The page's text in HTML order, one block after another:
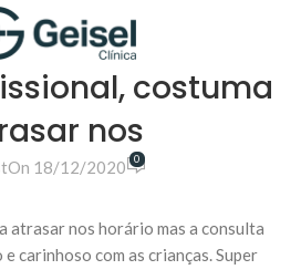
costuma
nos
On 18/12/2020 0
atrasar nos horário mas a consulta
carinhoso com as crianças. Super